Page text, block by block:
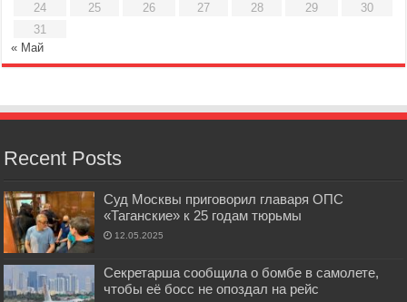
24
25 26 27 28 29
30
31
« Май
Recent Posts
Суд Москвы приговорил главаря ОПС
«Таганские» к 25 годам тюрьмы
12.05.2025
Секретарша сообщила о бомбе в самолете,
чтобы её босс не опоздал на рейс